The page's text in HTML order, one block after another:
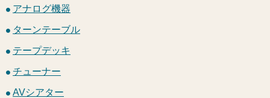
アナログ機器
ターンテーブル
テープデッキ
チューナー
AVシアター